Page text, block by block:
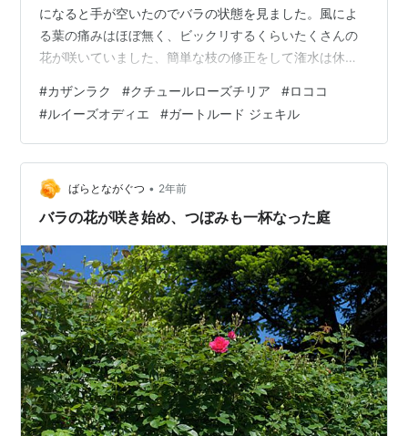
になると手が空いたのでバラの状態を見ました。風によ
る葉の痛みはほぼ無く、ビックリするくらいたくさんの
花が咲いていました、簡単な枝の修正をして潅水は休み
でしょう。 OLD D カザンラク 雨で項垂れていますが、
強烈な香りを放っています。 F クチュールローズチリア
大きなチリアが咲きました。 南サイドガーデン CL アン
ジェラ OLD HP バロンジロードランがここの決め手にな
るか。 ER ティージング ジョージア OLD HMsk…
#カザンラク #クチュールローズチリア #ロココ
#ルイーズオディエ #ガートルード ジェキル
ばらとながぐつ • 2年前
バラの花が咲き始め、つぼみも一杯なった庭